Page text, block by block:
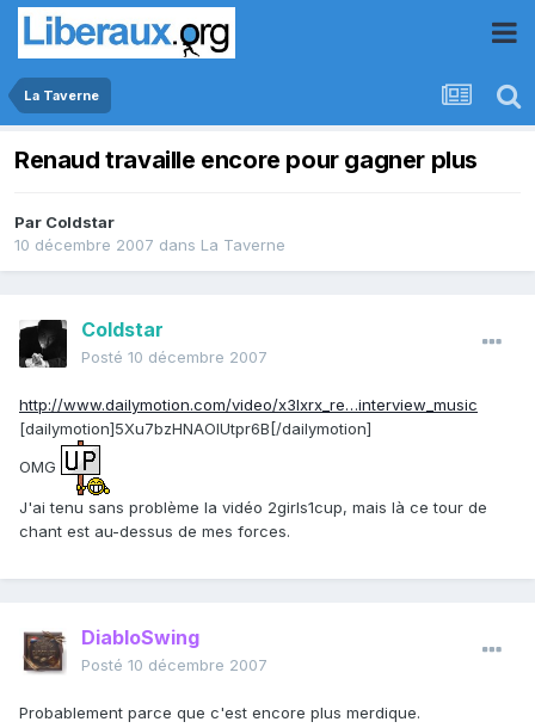
La Taverne
Renaud travaille encore pour gagner plus
Par Coldstar
10 décembre 2007 dans La Taverne
Coldstar
Posté 10 décembre 2007
http://www.dailymotion.com/video/x3lxrx_re…interview_music
[dailymotion]5Xu7bzHNAOIUtpr6B[/dailymotion]
OMG
J'ai tenu sans problème la vidéo 2girls1cup, mais là ce tour de
chant est au-dessus de mes forces.
DiabloSwing
Posté 10 décembre 2007
Probablement parce que c'est encore plus merdique.